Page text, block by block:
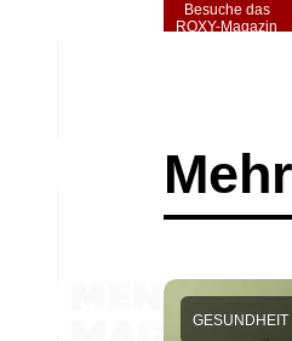
Besuche das
ROXY-Magazin
GESUNDHEIT